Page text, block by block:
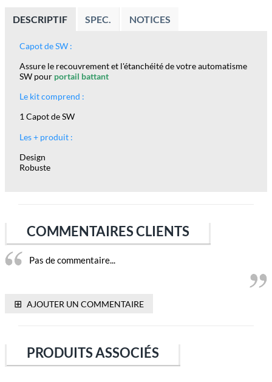
DESCRIPTIF SPEC. NOTICES
Capot de SW :
Assure le recouvrement et l'étanchéité de votre automatisme
SW pour portail battant
Le kit comprend :
1 Capot de SW
Les + produit :
Design
Robuste
COMMENTAIRES CLIENTS
Pas de commentaire...
⊞ AJOUTER UN COMMENTAIRE
PRODUITS ASSOCIÉS